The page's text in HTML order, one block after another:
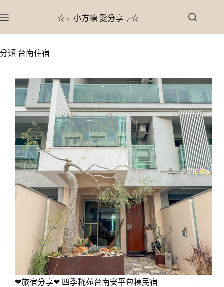
至
內
☆╮小方糖 愛分享╭☆
分類 台南住宿
❤旅宿分享❤ 四季糀苑台南安平包棟民宿